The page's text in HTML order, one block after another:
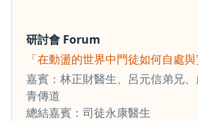
研討會 Forum
「在動盪的世界中門徒如何自處與
嘉賓：林正財醫生、呂元信弟兄
青傳道
總結嘉賓：司徒永康醫生